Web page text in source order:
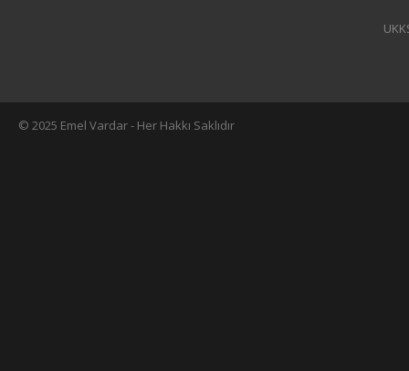
© 2025 Emel Vardar - Her Hakkı Saklıdır